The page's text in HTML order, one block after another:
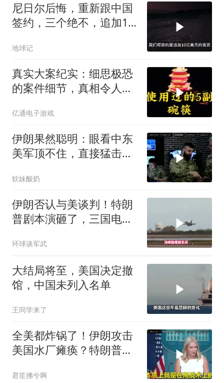
尼日尔后悔，重新跟中国
签约，三个绝不，追加10
地球记
真实大案纪实：细思极恐
的案件细节，真相令人脊
亿通电子游戏
伊朗果然聪明：眼看中东
美军顶不住，直接猛击要
软妹酸奶
伊朗否认与美谈判！特朗
普剧本演砸了，三国电话
环球谈军武
大结局将至，美国决定撤
馆，中国未列入名单
王同学来了
全美都炸锅了！伊朗攻击
美国水厂瘫痪？特朗普却
君笙拂兮啊